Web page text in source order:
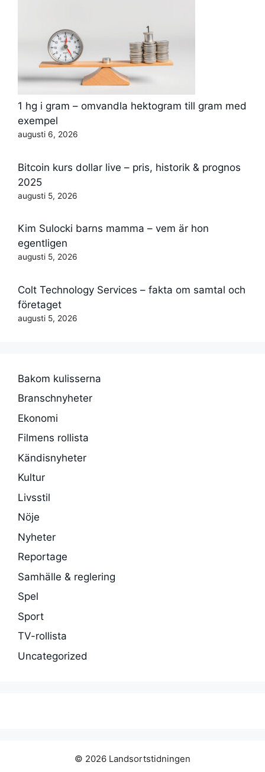
1 hg i gram – omvandla hektogram till gram med
exempel
augusti 6, 2026
Bitcoin kurs dollar live – pris, historik & prognos
2025
augusti 5, 2026
Kim Sulocki barns mamma – vem är hon
egentligen
augusti 5, 2026
Colt Technology Services – fakta om samtal och
företaget
augusti 5, 2026
Bakom kulisserna
Branschnyheter
Ekonomi
Filmens rollista
Kändisnyheter
Kultur
Livsstil
Nöje
Nyheter
Reportage
Samhälle & reglering
Spel
Sport
TV-rollista
Uncategorized
© 2026 Landsortstidningen